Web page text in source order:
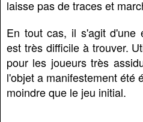
laisse pas de traces et
En tout cas, il s'agit d'une
est très difficile à trouver.
pour les joueurs très
l'objet a manifestement été
moindre que le jeu initial.